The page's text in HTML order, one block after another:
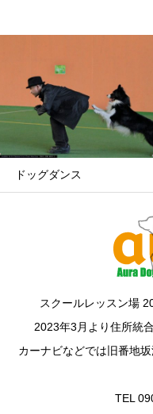
幼
スクールレッスン場
2023年3月より住所統
カーナビなどでは旧番地
TEL